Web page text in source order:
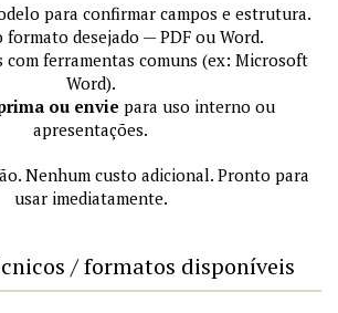
para confirmar campos e estrutura.
formato desejado — PDF ou Word.
com ferramentas comuns (ex: Microsoft
Word).
ou envie para uso interno ou
apresentações.
Nenhum custo adicional. Pronto para
usar imediatamente.
/ formatos disponíveis